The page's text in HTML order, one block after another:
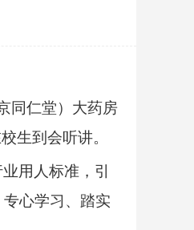
同仁堂）大药房
生到会听讲。
业用人标准， 引
专心学习 、 踏实